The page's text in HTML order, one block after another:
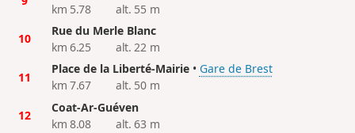
km 5.78
alt. 55 m
10
Rue du Merle Blanc
km 6.25
alt. 22 m
11
Place de la Liberté-Mairie• Gare de Brest
km 7.67
alt. 50 m
12
Coat-Ar-Guéven
km 8.08
alt. 63 m